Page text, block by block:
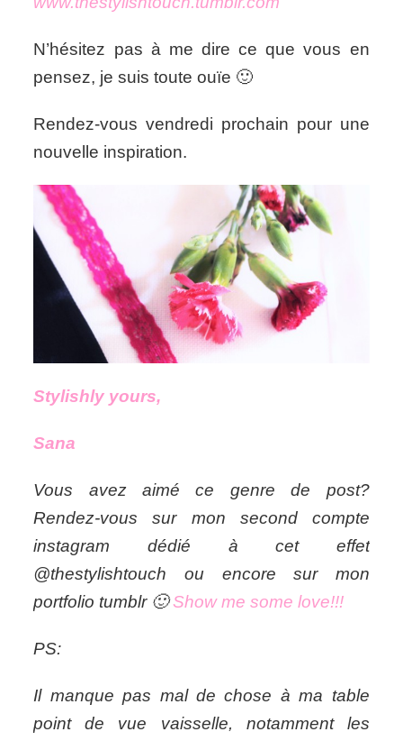
N’hésitez pas à me dire ce que vous en
pensez, je suis toute ouïe 🙂
Rendez-vous vendredi prochain pour une
nouvelle inspiration.
Stylishly yours,
Sana
Vous avez aimé ce genre de post?
Rendez-vous sur mon second compte
instagram dédié à cet effet
@thestylishtouch ou encore sur mon
portfolio tumblr 🙂 Show me some love!!!
PS:
Il manque pas mal de chose à ma table
point de vue vaisselle, notamment les